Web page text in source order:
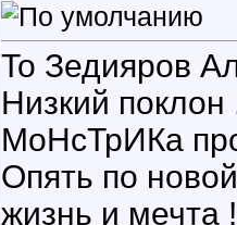
To Зедияров
Низкий поклон
МоНсТрИКа
Опять по
жизнь и мечта